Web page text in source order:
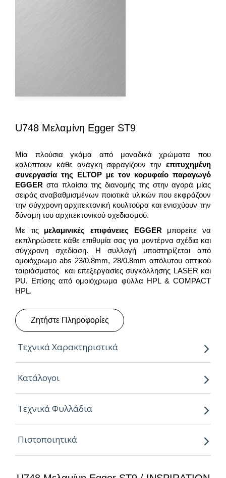
U748 Μελαμίνη Egger ST9
Μία πλούσια γκάμα από μοναδικά χρώματα που
καλύπτουν κάθε ανάγκη σφραγίζουν την επιτυχημένη
συνεργασία της ELTOP με τον κορυφαίο παραγωγό
EGGER στα πλαίσια της διανομής της στην αγορά μίας
σειράς αναβαθμισμένων ποιοτικά υλικών που εκφράζουν
την σύγχρονη αρχιτεκτονική κουλτούρα και ενισχύουν την
δύναμη του αρχιτεκτονικού σχεδιασμού.
Με τις μελαμινικές επιφάνειες EGGER μπορείτε να
εκπληρώσετε κάθε επιθυμία σας για μοντέρνα σχέδια και
σύγχρονη σχεδίαση. Η συλλογή υποστηρίζεται από
ομοιόχρωμο abs 23/0.8mm, 28/0.8mm απόλυτου οπτικού
ταιριάσματος και επεξεργασίες συγκόλλησης LASER και
PU. Επίσης από ομοιόχρωμα φύλλα HPL & COMPACT
HPL.
Ζητήστε Πληροφορίες
Τεχνικά Χαρακτηριστικά
Παραγόμενο μήκος:
Παραγόμενο πλάτος:2.07m
Πάχος: 8,16,18,25mm
Κατάλογοι
Τεχνικά Φυλλάδια
Πιστοποιητικά